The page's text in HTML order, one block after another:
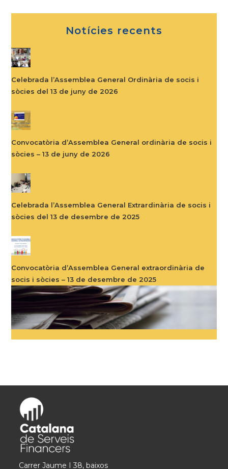
Notícies recents
Celebrada l’Assemblea General Ordinària de socis i
sòcies del 13 de juny de 2026
Convocatòria d’Assemblea General ordinària de socis i
sòcies – 13 de juny de 2026
Celebrada l’Assemblea General Extrardinària de socis i
sòcies del 13 de desembre de 2025
Convocatòria d’Assemblea General extraordinària de
socis i sòcies – 13 de desembre de 2025
Carrer Jaume I 38, baixos